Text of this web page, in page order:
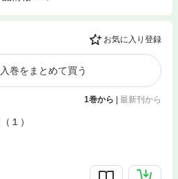
お気に入り登録
巻をまとめて買う
1巻から | 最新刊から
１）